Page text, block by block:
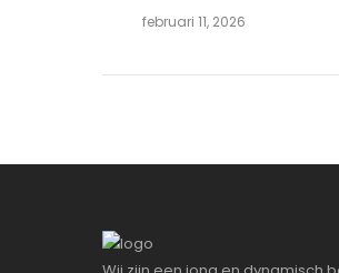
februari 11, 2026